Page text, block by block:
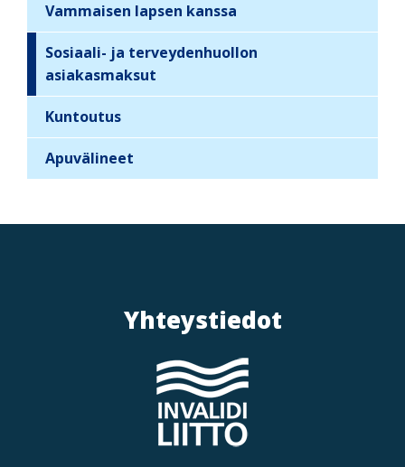
d
r
a
Vammaisen lapsen kanssa
Sosiaali- ja terveydenhuollon
asiakasmaksut
Kuntoutus
Apuvälineet
Yhteystiedot